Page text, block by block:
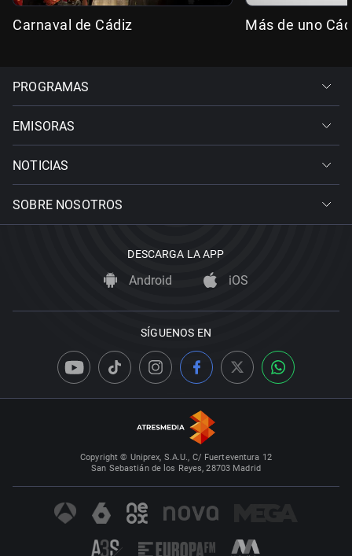
Carnaval de Cádiz Más de uno
PROGRAMAS
EMISORAS
NOTICIAS
SOBRE NOSOTROS
DESCARGA LA APP
Android iOS
SÍGUENOS EN
Copyright © Uniprex, S.A.U., C/ Fuerteventura 12
San Sebastián de los Reyes, 28703 Madrid